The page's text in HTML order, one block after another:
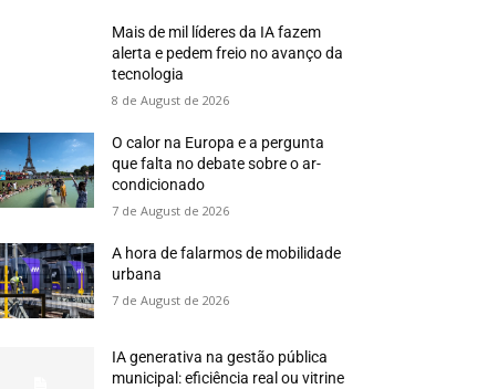
Mais de mil líderes da IA fazem
alerta e pedem freio no avanço da
tecnologia
8 de August de 2026
O calor na Europa e a pergunta
que falta no debate sobre o ar-
condicionado
7 de August de 2026
A hora de falarmos de mobilidade
urbana
7 de August de 2026
IA generativa na gestão pública
municipal: eficiência real ou vitrine